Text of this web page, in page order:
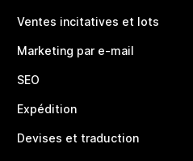
Ventes incitatives et lots
Marketing par e-mail
SEO
Expédition
Devises et traduction